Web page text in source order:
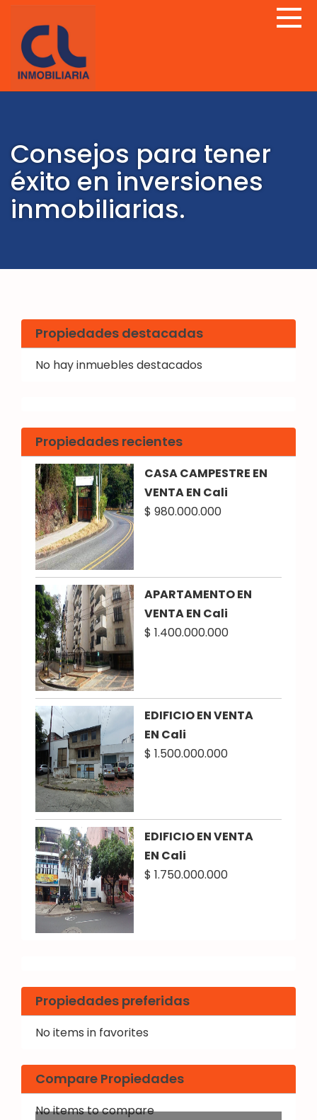
Consejos para tener
éxito en inversiones
inmobiliarias.
Propiedades destacadas
No hay inmuebles destacados
Propiedades recientes
CASA CAMPESTRE EN
VENTA EN Cali
$ 980.000.000
APARTAMENTO EN
VENTA EN Cali
$ 1.400.000.000
EDIFICIO EN VENTA
EN Cali
$ 1.500.000.000
EDIFICIO EN VENTA
EN Cali
$ 1.750.000.000
Propiedades preferidas
No items in favorites
Compare Propiedades
No items to compare